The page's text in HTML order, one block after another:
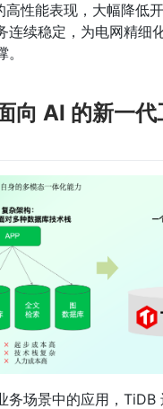
性能表现，大幅降低
连续稳定，为电网精细
向 AI 的新一代
务场景中的应用，TiDB